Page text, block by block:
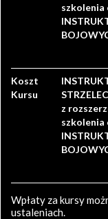
szkolenia
Koszt
Kursu
z
szkolenia
Wpłaty za kursy
ustaleniach.